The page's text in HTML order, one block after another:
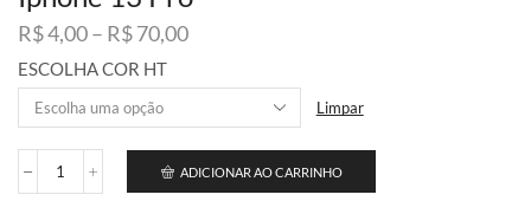
R$4,00– R$70,00Faixa
preço:
através
R$ 70,00
ESCOLHA COR HT
Limpar
Iphone
ADICIONAR AO CARRINHO